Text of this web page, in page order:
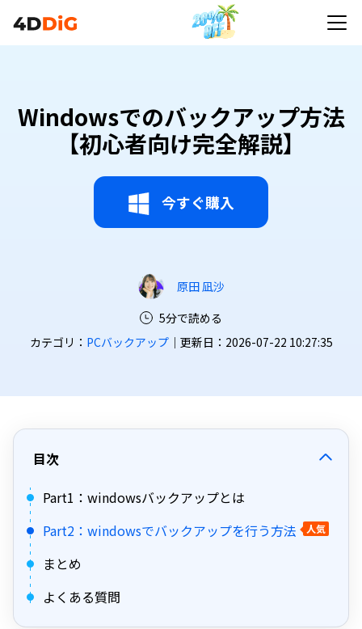
Windowsでのバックアップ方法
【初心者向け完全解説】
今すぐ購入
原田 凪沙
5分で読める
カテゴリ： PCバックアップ｜更新日：2026-07-22 10:27:35
目次
Part1：windowsバックアップとは
Part2：windowsでバックアップを行う方法
人気
まとめ
よくある質問